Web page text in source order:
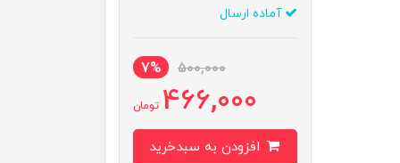
آماده ارسال
500,000
7%
466,000 تومان